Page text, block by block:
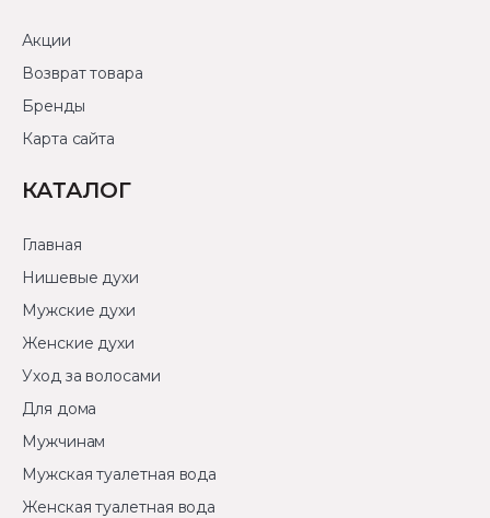
Акции
Возврат товара
Бренды
Карта сайта
КАТАЛОГ
Главная
Нишевые духи
Мужские духи
Женские духи
Уход за волосами
Для дома
Мужчинам
Мужская туалетная вода
Женская туалетная вода